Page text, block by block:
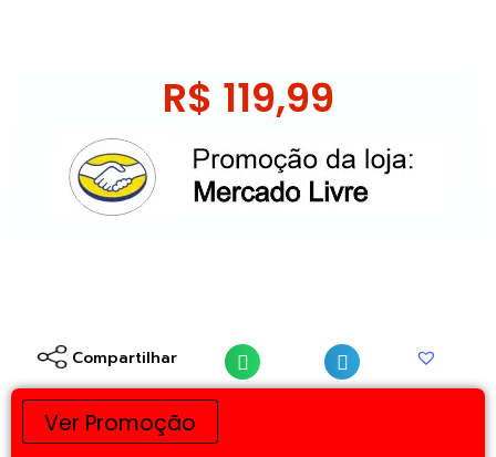
R$ 119,99
Compartilhar
Ver Promoção